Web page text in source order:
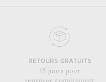
RETOURS GRATUITS
15 jours pour